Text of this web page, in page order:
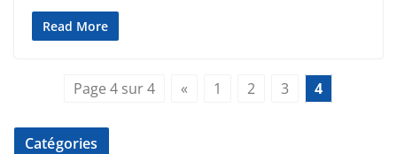
Read More
Page 4 sur 4 « 1 2 3 4
Catégories